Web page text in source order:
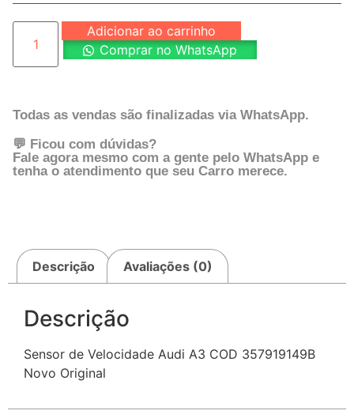
Adicionar ao carrinho
Comprar no WhatsApp
Todas as vendas são finalizadas via WhatsApp.
💬 Ficou com dúvidas?
Fale agora mesmo com a gente pelo WhatsApp e
tenha o atendimento que seu Carro merece.
Descrição Avaliações (0)
Descrição
Sensor de Velocidade Audi A3 COD 357919149B
Novo Original